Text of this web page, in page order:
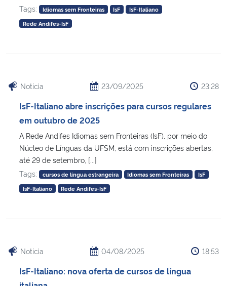
Tags:
Idiomas sem Fronteiras IsF
IsF-Italiano
Rede Andifes-IsF
Notícia 23/09/2025 23:28
IsF-Italiano abre inscrições para cursos regulares
em outubro de 2025
A Rede Andifes Idiomas sem Fronteiras (IsF), por meio do
Núcleo de Línguas da UFSM, está com inscrições abertas,
até 29 de setembro, [...]
Tags:
cursos de língua estrangeira Idiomas sem Fronteiras
IsF
IsF-Italiano
Rede Andifes-IsF
Notícia 04/08/2025 18:53
IsF-Italiano: nova oferta de cursos de língua